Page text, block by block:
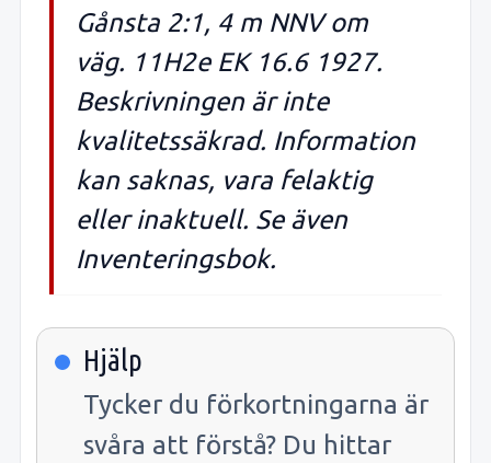
Gånsta 2:1, 4 m NNV om
väg. 11H2e EK 16.6 1927.
Beskrivningen är inte
kvalitetssäkrad. Information
kan saknas, vara felaktig
eller inaktuell. Se även
Inventeringsbok.
Hjälp
Tycker du förkortningarna är
svåra att förstå? Du hittar